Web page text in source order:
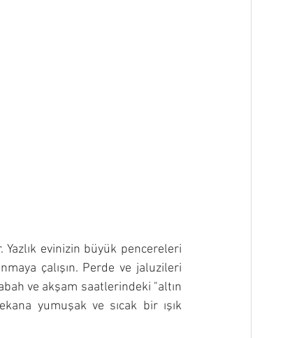
evinizin büyük pencereleri
çalışın. Perde ve jaluzileri
ve akşam saatlerindeki "altın
yumuşak ve sıcak bir ışık